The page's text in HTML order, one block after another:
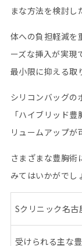
まな方法を検討し
体への負担軽減を
ーズな挿入が実現
最小限に抑える取
シリコンバッグの
「ハイブリッド
リュームアップが
さまざまな豊胸術
みてはいかがでし
Sクリニック名古
受けられる主な